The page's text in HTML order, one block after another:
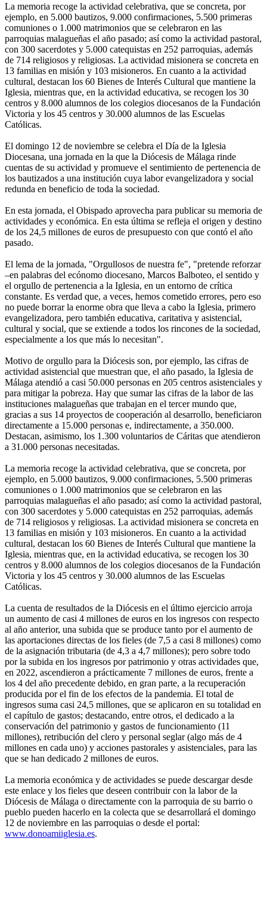
La memoria recoge la actividad celebrativa, que se concreta, por
ejemplo, en 5.000 bautizos, 9.000 confirmaciones, 5.500 primeras
comuniones o 1.000 matrimonios que se celebraron en las
parroquias malagueñas el año pasado; así como la actividad pastoral,
con 300 sacerdotes y 5.000 catequistas en 252 parroquias, además
de 714 religiosos y religiosas. La actividad misionera se concreta en
13 familias en misión y 103 misioneros. En cuanto a la actividad
cultural, destacan los 60 Bienes de Interés Cultural que mantiene la
Iglesia, mientras que, en la actividad educativa, se recogen los 30
centros y 8.000 alumnos de los colegios diocesanos de la Fundación
Victoria y los 45 centros y 30.000 alumnos de las Escuelas
Católicas.
El domingo 12 de noviembre se celebra el Día de la Iglesia
Diocesana, una jornada en la que la Diócesis de Málaga rinde
cuentas de su actividad y promueve el sentimiento de pertenencia de
los bautizados a una institución cuya labor evangelizadora y social
redunda en beneficio de toda la sociedad.
En esta jornada, el Obispado aprovecha para publicar su memoria de
actividades y económica. En esta última se refleja el origen y destino
de los 24,5 millones de euros de presupuesto con que contó el año
pasado.
El lema de la jornada, "Orgullosos de nuestra fe", "pretende reforzar
–en palabras del ecónomo diocesano, Marcos Balboteo, el sentido y
el orgullo de pertenencia a la Iglesia, en un entorno de crítica
constante. Es verdad que, a veces, hemos cometido errores, pero eso
no puede borrar la enorme obra que lleva a cabo la Iglesia, primero
evangelizadora, pero también educativa, caritativa y asistencial,
cultural y social, que se extiende a todos los rincones de la sociedad,
especialmente a los que más lo necesitan".
Motivo de orgullo para la Diócesis son, por ejemplo, las cifras de
actividad asistencial que muestran que, el año pasado, la Iglesia de
Málaga atendió a casi 50.000 personas en 205 centros asistenciales y
para mitigar la pobreza. Hay que sumar las cifras de la labor de las
instituciones malagueñas que trabajan en el tercer mundo que,
gracias a sus 14 proyectos de cooperación al desarrollo, beneficiaron
directamente a 15.000 personas e, indirectamente, a 350.000.
Destacan, asimismo, los 1.300 voluntarios de Cáritas que atendieron
a 31.000 personas necesitadas.
La memoria recoge la actividad celebrativa, que se concreta, por
ejemplo, en 5.000 bautizos, 9.000 confirmaciones, 5.500 primeras
comuniones o 1.000 matrimonios que se celebraron en las
parroquias malagueñas el año pasado; así como la actividad pastoral,
con 300 sacerdotes y 5.000 catequistas en 252 parroquias, además
de 714 religiosos y religiosas. La actividad misionera se concreta en
13 familias en misión y 103 misioneros. En cuanto a la actividad
cultural, destacan los 60 Bienes de Interés Cultural que mantiene la
Iglesia, mientras que, en la actividad educativa, se recogen los 30
centros y 8.000 alumnos de los colegios diocesanos de la Fundación
Victoria y los 45 centros y 30.000 alumnos de las Escuelas
Católicas.
La cuenta de resultados de la Diócesis en el último ejercicio arroja
un aumento de casi 4 millones de euros en los ingresos con respecto
al año anterior, una subida que se produce tanto por el aumento de
las aportaciones directas de los fieles (de 7,5 a casi 8 millones) como
de la asignación tributaria (de 4,3 a 4,7 millones); pero sobre todo
por la subida en los ingresos por patrimonio y otras actividades que,
en 2022, ascendieron a prácticamente 7 millones de euros, frente a
los 4 del año precedente debido, en gran parte, a la recuperación
producida por el fin de los efectos de la pandemia. El total de
ingresos suma casi 24,5 millones, que se aplicaron en su totalidad en
el capítulo de gastos; destacando, entre otros, el dedicado a la
conservación del patrimonio y gastos de funcionamiento (11
millones), retribución del clero y personal seglar (algo más de 4
millones en cada uno) y acciones pastorales y asistenciales, para las
que se han dedicado 2 millones de euros.
La memoria económica y de actividades se puede descargar desde
este enlace y los fieles que deseen contribuir con la labor de la
Diócesis de Málaga o directamente con la parroquia de su barrio o
pueblo pueden hacerlo en la colecta que se desarrollará el domingo
12 de noviembre en las parroquias o desde el portal:
www.donoamiiglesia.es.